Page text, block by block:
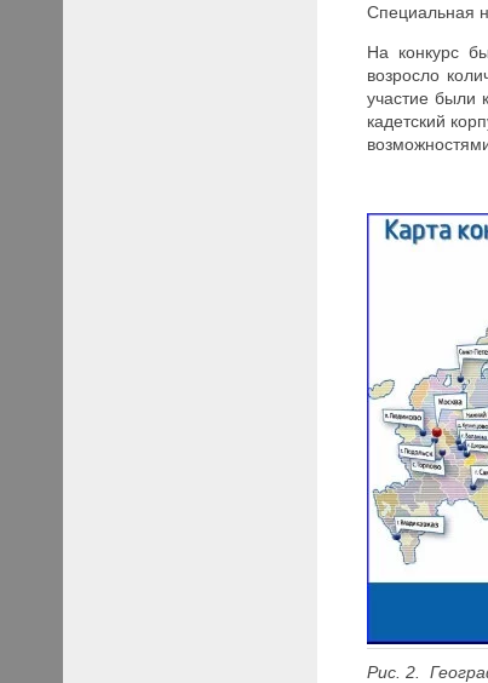
Специальная
На конкурс
возросло
участие были
кадетский
Рис. 2.